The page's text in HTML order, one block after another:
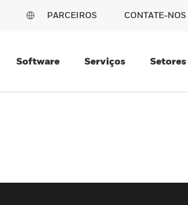
PARCEIROS CONTATE-NOS
Software Serviços Setores